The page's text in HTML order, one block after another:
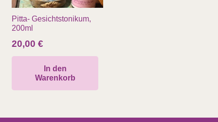
Pitta- Gesichtstonikum,
200ml
20,00 €
In den
Warenkorb